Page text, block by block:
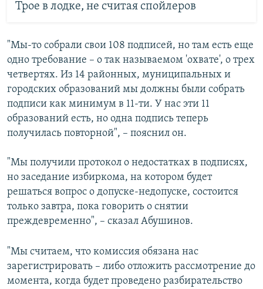
Трое в лодке, не считая спойлеров
​"Мы-то собрали свои 108 подписей, но там есть еще
одно требование – о так называемом 'охвате', о трех
четвертях. Из 14 районных, муниципальных и
городских образований мы должны были собрать
подписи как минимум в 11-ти. У нас эти 11
образований есть, но одна подпись теперь
получилась повторной", – пояснил он.
"Мы получили протокол о недостатках в подписях,
но заседание избиркома, на котором будет
решаться вопрос о допуске-недопуске, состоится
только завтра, пока говорить о снятии
преждевременно", – сказал Абушинов.
"Мы считаем, что комиссия обязана нас
зарегистрировать – либо отложить рассмотрение до
момента, когда будет проведено разбирательство